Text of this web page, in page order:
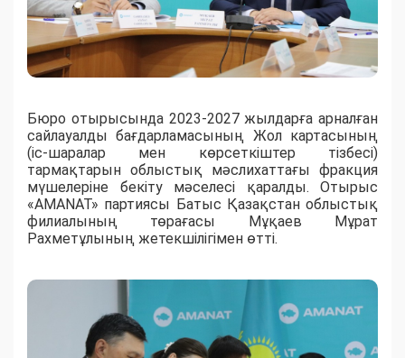
Бюро отырысында 2023-2027 жылдарға арналған
сайлауалды бағдарламасының Жол картасының
(іс-шаралар мен көрсеткіштер тізбесі)
тармақтарын облыстық мәслихаттағы фракция
мүшелеріне бекіту мәселесі қаралды. Отырыс
«AMANAT» партиясы Батыс Қазақстан облыстық
филиалының төрағасы Мұқаев Мұрат
Рахметұлының жетекшілігімен өтті.